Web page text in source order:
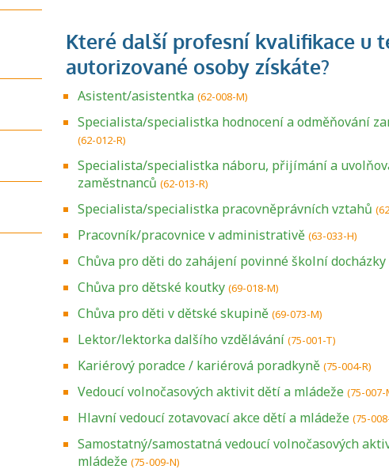
Asistent/asistentka (62-008-M)
Specialista/specialistka hodnocení a odměňování
(62-012-R)
Specialista/specialistka náboru, přijímání a
zaměstnanců (62-013-R)
Specialista/specialistka pracovněprávních vztahů
Pracovník/pracovnice v administrativě (63-033-H)
Chůva pro děti do zahájení povinné školní docházky
Chůva pro dětské koutky (69-018-M)
Chůva pro děti v dětské skupině (69-073-M)
Lektor/lektorka dalšího vzdělávání (75-001-T)
Kariérový poradce / kariérová poradkyně (75-004-R)
Vedoucí volnočasových aktivit dětí a mládeže (75-007-
Hlavní vedoucí zotavovací akce dětí a mládeže (75-
Samostatný/samostatná vedoucí volnočasových
mládeže (75-009-N)
U řady